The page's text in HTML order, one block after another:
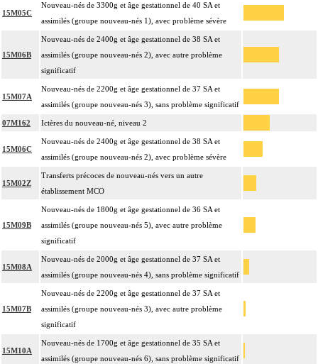
15M05C
Nouveau-nés de 3300g et âge gestationnel de 40 SA et
assimilés (groupe nouveau-nés 1), avec problème sévère
15M06B
Nouveau-nés de 2400g et âge gestationnel de 38 SA et
assimilés (groupe nouveau-nés 2), avec autre problème
significatif
15M07A
Nouveau-nés de 2200g et âge gestationnel de 37 SA et
assimilés (groupe nouveau-nés 3), sans problème significatif
07M162 Ictères du nouveau-né, niveau 2
15M06C
Nouveau-nés de 2400g et âge gestationnel de 38 SA et
assimilés (groupe nouveau-nés 2), avec problème sévère
15M02Z
Transferts précoces de nouveau-nés vers un autre
établissement MCO
15M09B
Nouveau-nés de 1800g et âge gestationnel de 36 SA et
assimilés (groupe nouveau-nés 5), avec autre problème
significatif
15M08A
Nouveau-nés de 2000g et âge gestationnel de 37 SA et
assimilés (groupe nouveau-nés 4), sans problème significatif
15M07B
Nouveau-nés de 2200g et âge gestationnel de 37 SA et
assimilés (groupe nouveau-nés 3), avec autre problème
significatif
15M10A
Nouveau-nés de 1700g et âge gestationnel de 35 SA et
assimilés (groupe nouveau-nés 6), sans problème significatif